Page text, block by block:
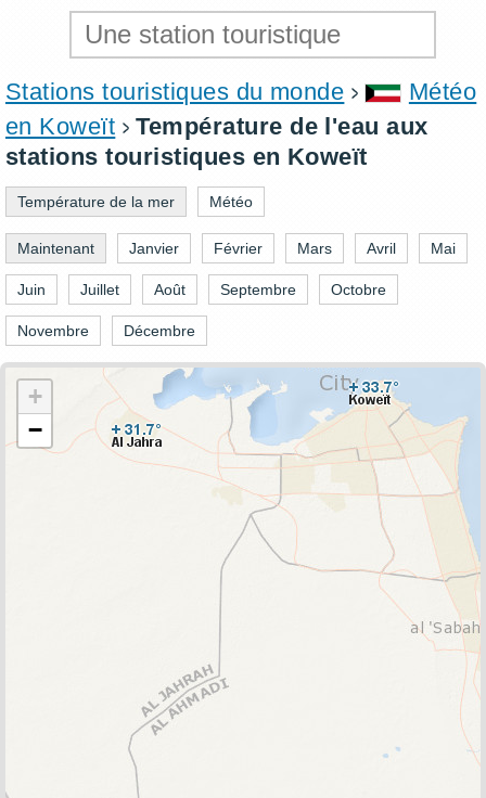
Stations touristiques du monde
Météo
en Koweït
Température de l'eau aux
stations touristiques en Koweït
Température de la mer Météo
Maintenant Janvier Février Mars Avril Mai
Juin Juillet Août Septembre Octobre
Novembre Décembre
+
−